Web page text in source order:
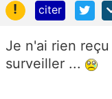
!
citer
Je n'ai rien
surveiller ...